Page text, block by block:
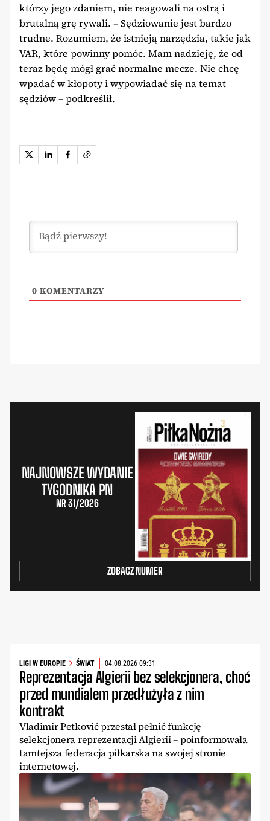
którzy jego zdaniem, nie reagowali na ostrą i
brutalną grę rywali. – Sędziowanie jest bardzo
trudne. Rozumiem, że istnieją narzędzia, takie jak
VAR, które powinny pomóc. Mam nadzieję, że od
teraz będę mógł grać normalne mecze. Nie chcę
wpadać w kłopoty i wypowiadać się na temat
sędziów – podkreślił.
0 KOMENTARZY
NAJNOWSZE WYDANIE
TYGODNIKA PN
NR 31/2026
ZOBACZ NUMER
LIGI W EUROPIE ŚWIAT 04.08.2026 09:31
Reprezentacja Algierii bez selekcjonera, choć
przed mundialem przedłużyła z nim
kontrakt
Vladimir Petković przestał pełnić funkcję
selekcjonera reprezentacji Algierii – poinformowała
tamtejsza federacja piłkarska na swojej stronie
internetowej.